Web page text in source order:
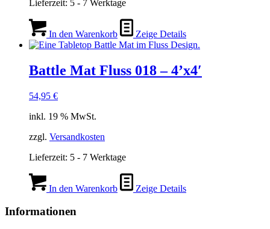
Lieferzeit: 5 - 7 Werktage
In den Warenkorb Zeige Details
Battle Mat Fluss 018 – 4’x4′
54,95 €
inkl. 19 % MwSt.
zzgl. Versandkosten
Lieferzeit: 5 - 7 Werktage
In den Warenkorb Zeige Details
Informationen